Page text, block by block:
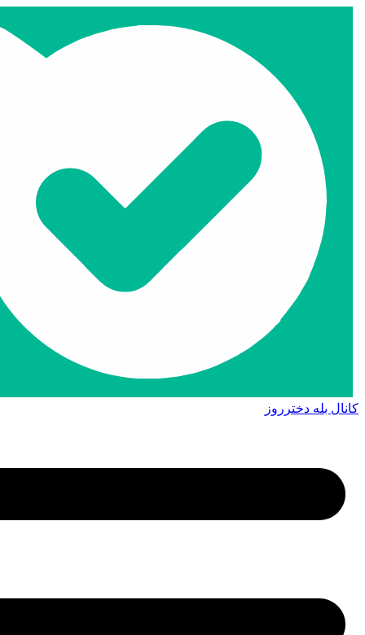
کانال بله دخترروز